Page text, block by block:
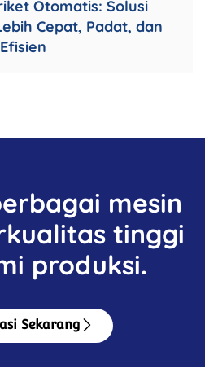
Otomatis: Solusi
Cepat, Padat, dan
Efisien
mesin
tinggi
produksi.
Sekarang